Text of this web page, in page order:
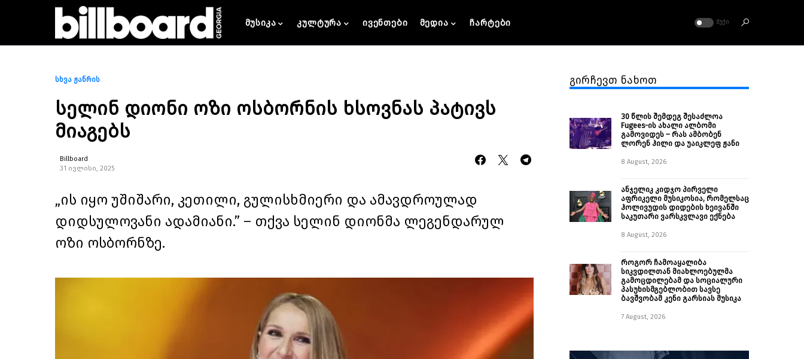
მუსიკა კულტურა ივენთები მედია ჩარტები ᲛᲣᲥᲘ
სხვა ჟანრის
სელინ დიონი ოზი ოსბორნის ხსოვნას პატივს
მიაგებს
Billboard
31 ივლისი, 2025
„ის იყო უშიშარი, კეთილი, გულისხმიერი და ამავდროულად
დიდსულოვანი ადამიანი.” – თქვა სელინ დიონმა ლეგენდარულ
ოზი ოსბორნზე.
გირჩევთ ნახოთ
30 წლის შემდეგ შესაძლოა
Fugees-ის ახალი ალბომი
გამოვიდეს – რას ამბობენ
ლორენ ჰილი და უაიკლეფ ჟანი
8 August, 2026
ანჯელიკ კიდჯო პირველი
აფრიკელი მუსიკოსია, რომელსაც
ჰოლივუდის დიდების ხეივანში
საკუთარი ვარსკვლავი ექნება
8 August, 2026
როგორ ჩამოაყალიბა
სიკვდილთან მიახლოებულმა
გამოცდილებამ და სოციალური
პასუხისმგებლობით სავსე
ბავშვობამ კენი გარსიას მუსიკა
7 August, 2026